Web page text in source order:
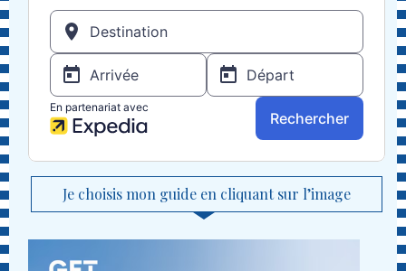
Je choisis mon guide en cliquant sur l’image